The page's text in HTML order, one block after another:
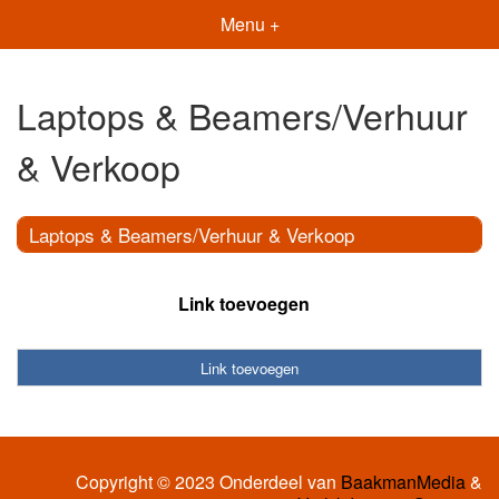
Menu +
Laptops & Beamers/Verhuur
& Verkoop
Laptops & Beamers/Verhuur & Verkoop
Link toevoegen
Link toevoegen
Copyright © 2023 Onderdeel van BaakmanMedia&